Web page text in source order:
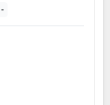
-